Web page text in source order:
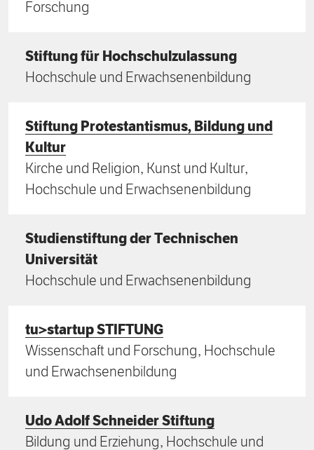
Forschung
Stiftung für Hochschulzulassung
Hochschule und Erwachsenenbildung
Stiftung Protestantismus, Bildung und
Kultur
Kirche und Religion, Kunst und Kultur,
Hochschule und Erwachsenenbildung
Studienstiftung der Technischen
Universität
Hochschule und Erwachsenenbildung
tu>startup STIFTUNG
Wissenschaft und Forschung, Hochschule
und Erwachsenenbildung
Udo Adolf Schneider Stiftung
Bildung und Erziehung, Hochschule und